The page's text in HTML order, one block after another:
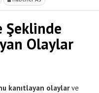
Şeklinde
Olaylar
kanıtlayan olaylarve